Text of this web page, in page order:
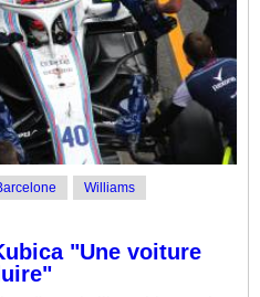
Williams
"Une voiture